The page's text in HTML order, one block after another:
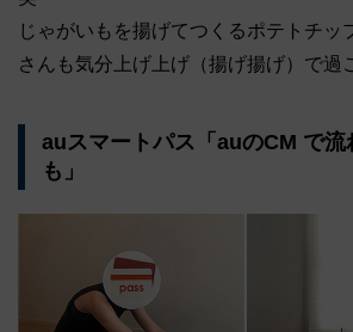
じゃがいもを揚げてつくるポテトチッ
さんも気分上げ上げ（揚げ揚げ）で過
auスマートパス「auのCM で流
も」